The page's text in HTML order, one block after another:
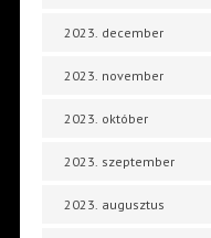
2023. december
2023. november
2023. október
2023. szeptember
2023. augusztus